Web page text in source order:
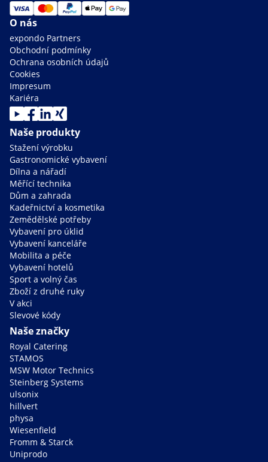
O nás
expondo Partners
Obchodní podmínky
Ochrana osobních údajů
Cookies
Impresum
Kariéra
Naše produkty
Stažení výrobku
Gastronomické vybavení
Dílna a nářadí
Měřící technika
Dům a zahrada
Kadeřnictví a kosmetika
Zemědělské potřeby
Vybavení pro úklid
Vybavení kanceláře
Mobilita a péče
Vybavení hotelů
Sport a volný čas
Zboží z druhé ruky
V akci
Slevové kódy
Naše značky
Royal Catering
STAMOS
MSW Motor Technics
Steinberg Systems
ulsonix
hillvert
physa
Wiesenfield
Fromm & Starck
Uniprodo